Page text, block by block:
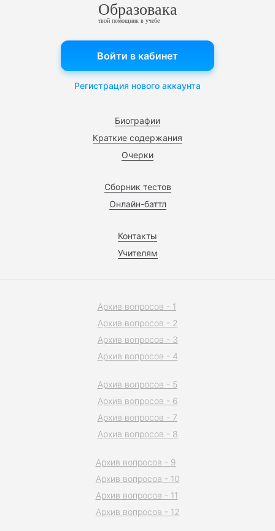
Образовака
твой помощник в учебе
Биографии
Краткие содержания
Очерки
Сборник тестов
Онлайн-баттл
Контакты
Учителям
Войти в кабинет
Регистрация нового аккаунта
Архив вопросов - 1
Архив вопросов - 2
Архив вопросов - 3
Архив вопросов - 4
Архив вопросов - 5
Архив вопросов - 6
Архив вопросов - 7
Архив вопросов - 8
Архив вопросов - 9
Архив вопросов - 10
Архив вопросов - 11
Архив вопросов - 12